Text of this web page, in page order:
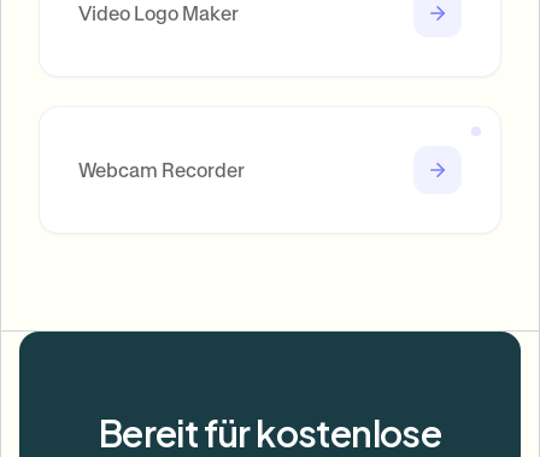
Video Logo Maker
Webcam Recorder
Bereit für kostenlose